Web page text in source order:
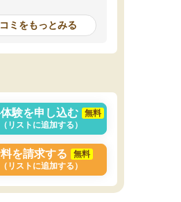
ミをもっとみる
験を申し込む
無料
（リストに追加する）
を請求する
無料
（リストに追加する）